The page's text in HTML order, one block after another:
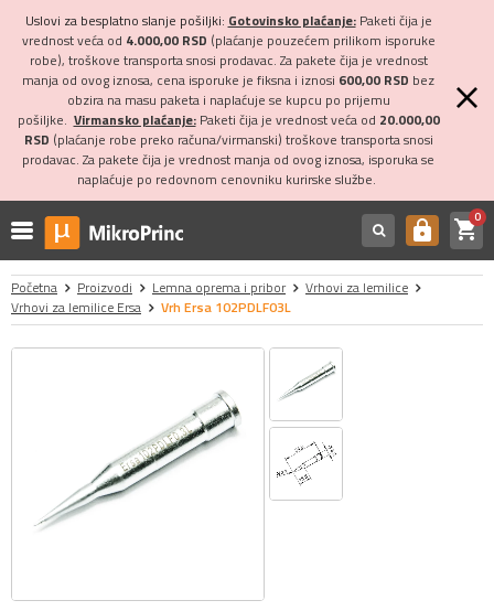
Uslovi za besplatno slanje pošiljki: Gotovinsko plaćanje:Paketi čija je
vrednost veća od 4.000,00 RSD (plaćanje pouzećem prilikom isporuke
robe), troškove transporta snosi prodavac. Za pakete čija je vrednost
manja od ovog iznosa, cena isporuke je fiksna i iznosi 600,00 RSD bez
obzira na masu paketa i naplaćuje se kupcu po prijemu
pošiljke. Virmansko plaćanje:Paketi čija je vrednost veća od 20.000,00
RSD (plaćanje robe preko računa/virmanski) troškove transporta snosi
prodavac. Za pakete čija je vrednost manja od ovog iznosa, isporuka se
naplaćuje po redovnom cenovniku kurirske službe.
https shopping_cart0
Početna Proizvodi Lemna oprema i pribor
Vrhovi za lemilice
Vrhovi za lemilice Ersa
Vrh Ersa 102PDLF03L